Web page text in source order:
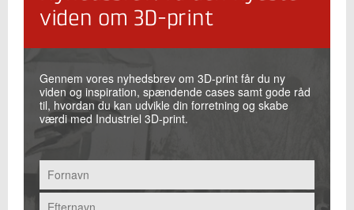
viden om 3D-print
Gennem vores nyhedsbrev om 3D-print får du ny
viden og inspiration, spændende cases samt gode råd
til, hvordan du kan udvikle din forretning og skabe
værdi med Industriel 3D-print.